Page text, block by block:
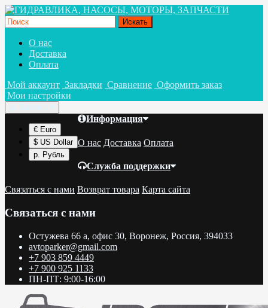
О нас
Доставка
Оплата
Мой аккаунт Закладки Сравнение Оформить заказ
Мои настройки
€ Euro
$ US Dollar
р. Рубль
Информация
О нас Доставка Оплата
Служба поддержки
Связаться с нами Возврат товара Карта сайта
Связаться с нами
Остужева 66 а, офис 30, Воронеж, Россия, 394033
avtoparker@gmail.com
+7 903 859 4449
+7 900 925 1133
ПН-ПТ: 9:00-16:00